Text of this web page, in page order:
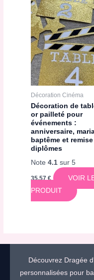
Décoration Cinéma
Décoration de
or pailleté pour
événements :
anniversaire,
baptême et
diplômes
Note4.1 sur 5
35,57€
VOIR
PRODUIT
Découvrez Dragée
personnalisées pour